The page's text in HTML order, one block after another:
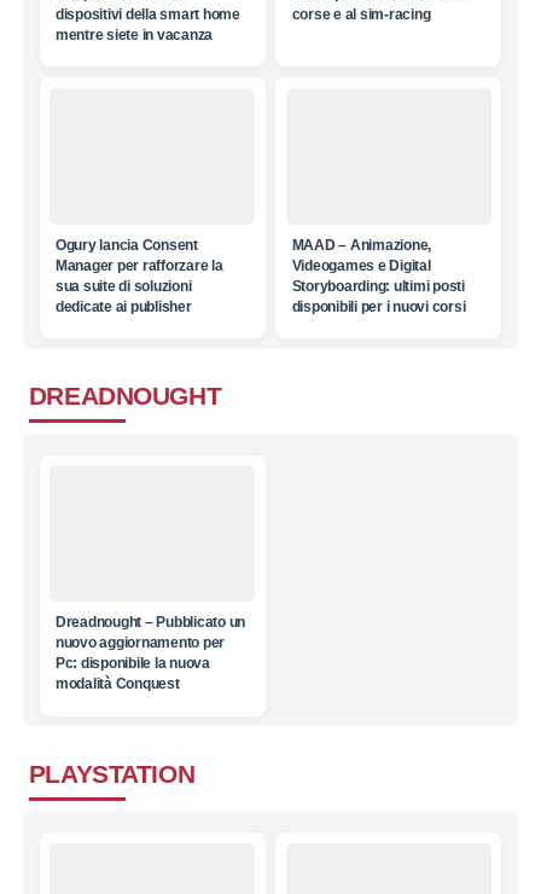
dispositivi della smart home
mentre siete in vacanza
corse e al sim-racing
Ogury lancia Consent
Manager per rafforzare la
sua suite di soluzioni
dedicate ai publisher
MAAD – Animazione,
Videogames e Digital
Storyboarding: ultimi posti
disponibili per i nuovi corsi
DREADNOUGHT
Dreadnought – Pubblicato un
nuovo aggiornamento per
Pc: disponibile la nuova
modalità Conquest
PLAYSTATION